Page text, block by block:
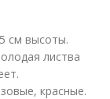
см высоты.
листва
красные.